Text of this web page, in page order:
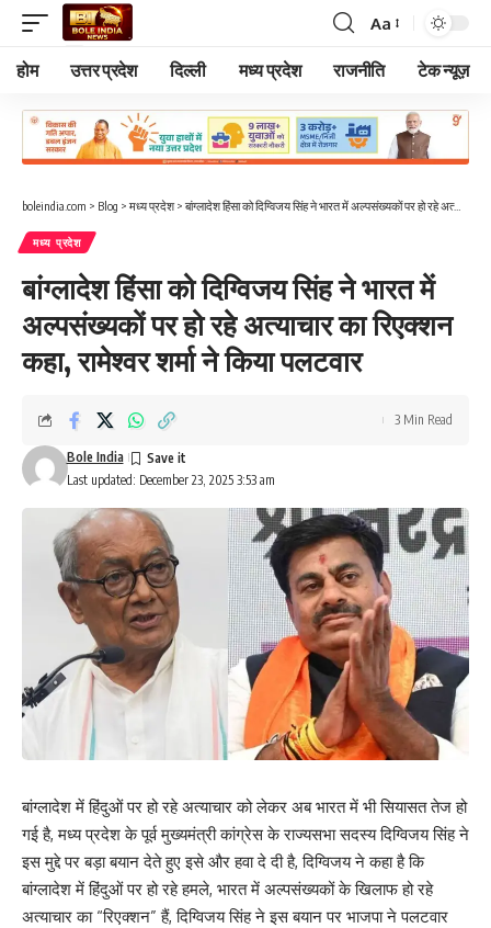
Font
Resizer
Aa
होम उत्तर प्रदेश दिल्ली मध्य प्रदेश राजनीति टेक न्यूज़
boleindia.com > Blog > मध्य प्रदेश> बांग्लादेश हिंसा को दिग्विजय सिंह ने भारत में अल्पसंख्यकों पर हो रहे अत्याचार का रिएक्शन कहा, रामेश्वर शर्मा ने किया पलटवार
मध्य प्रदेश
बांग्लादेश हिंसा को दिग्विजय सिंह ने भारत में
अल्पसंख्यकों पर हो रहे अत्याचार का रिएक्शन
कहा, रामेश्वर शर्मा ने किया पलटवार
Last updated: December 23, 2025 3:53 am
Bole India
3 Min Read
बांग्लादेश में हिंदुओं पर हो रहे अत्याचार को लेकर अब भारत में भी सियासत तेज हो
गई है, मध्य प्रदेश के पूर्व मुख्यमंत्री कांग्रेस के राज्यसभा सदस्य दिग्विजय सिंह ने
इस मुद्दे पर बड़ा बयान देते हुए इसे और हवा दे दी है, दिग्विजय ने कहा है कि
बांग्लादेश में हिंदुओं पर हो रहे हमले, भारत में अल्पसंख्यकों के खिलाफ हो रहे
अत्याचार का “रिएक्शन” हैं, दिग्विजय सिंह ने इस बयान पर भाजपा ने पलटवार